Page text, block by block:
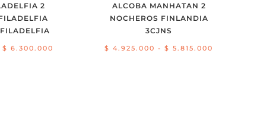
2
$ 6.300.000
ALCOBA MANHATAN 2
NOCHEROS FINLANDIA
3CJNS
$ 4.925.000 - $ 5.815.000